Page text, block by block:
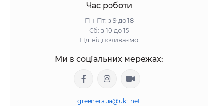
Час роботи
Пн-Пт: з 9 до 18
Сб: з 10 до 15
Нд: відпочиваємо
Ми в соціальних мережах:
greeneraua@ukr.net